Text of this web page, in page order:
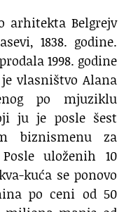
arhitekta Belgrejv
1838. godine.
1998. godine
vlasništvo Alana
po mjuziklu
ju je posle šest
biznismenu za
uloženih 10
kuća se ponovo
po ceni od 50